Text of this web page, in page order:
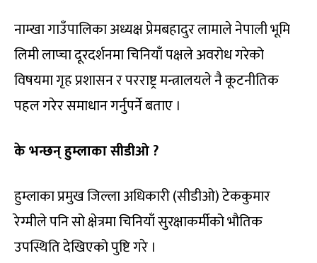
नाम्खा गाउँपालिका अध्यक्ष प्रेमबहादुर लामाले नेपाली भूमि
लिमी लाप्चा दूरदर्शनमा चिनियाँ पक्षले अवरोध गरेको
विषयमा गृह प्रशासन र परराष्ट्र मन्त्रालयले नै कूटनीतिक
पहल गरेर समाधान गर्नुपर्ने बताए ।
के भन्छन् हुम्लाका सीडीओ ?
हुम्लाका प्रमुख जिल्ला अधिकारी (सीडीओ) टेककुमार
रेग्मीले पनि सो क्षेत्रमा चिनियाँ सुरक्षाकर्मीको भौतिक
उपस्थिति देखिएको पुष्टि गरे ।